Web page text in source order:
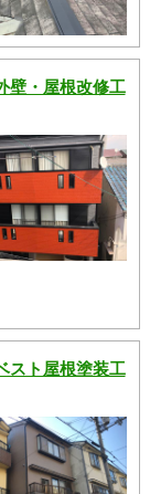
壁・屋根改修工
スト屋根塗装工